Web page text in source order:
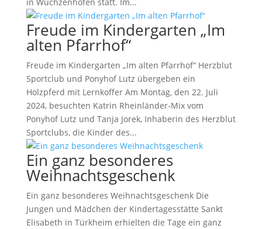
Freude im Kindergarten „Im
alten Pfarrhof“
Freude im Kindergarten „Im alten Pfarrhof“ Herzblut
Sportclub und Ponyhof Lutz übergeben ein
Holzpferd mit Lernkoffer Am Montag, den 22. Juli
2024, besuchten Katrin Rheinländer-Mix vom
Ponyhof Lutz und Tanja Jorek, Inhaberin des Herzblut
Sportclubs, die Kinder des...
Ein ganz besonderes
Weihnachtsgeschenk
Ein ganz besonderes Weihnachtsgeschenk Die
Jungen und Mädchen der Kindertagesstätte Sankt
Elisabeth in Türkheim erhielten die Tage ein ganz